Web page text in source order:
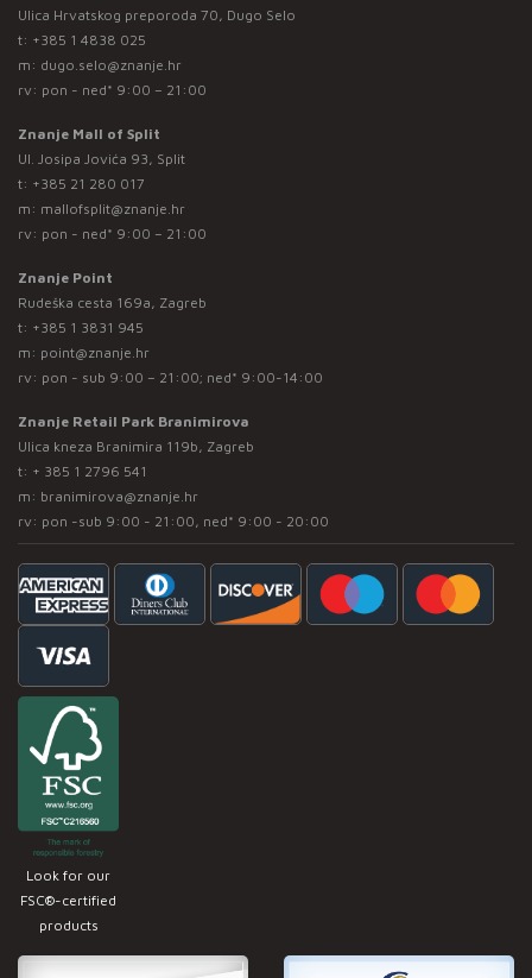
Ulica Hrvatskog preporoda 70, Dugo Selo
t: +385 1 4838 025
m: dugo.selo@znanje.hr
rv: pon - ned* 9:00 – 21:00
Znanje Mall of Split
Ul. Josipa Jovića 93, Split
t: +385 21 280 017
m: mallofsplit@znanje.hr
rv: pon - ned* 9:00 – 21:00
Znanje Point
Rudeška cesta 169a, Zagreb
t: +385 1 3831 945
m: point@znanje.hr
rv: pon - sub 9:00 – 21:00; ned* 9:00-14:00
Znanje Retail Park Branimirova
Ulica kneza Branimira 119b, Zagreb
t: + 385 1 2796 541
m: branimirova@znanje.hr
rv: pon -sub 9:00 - 21:00, ned* 9:00 - 20:00
Look for our
FSC®-certified
products